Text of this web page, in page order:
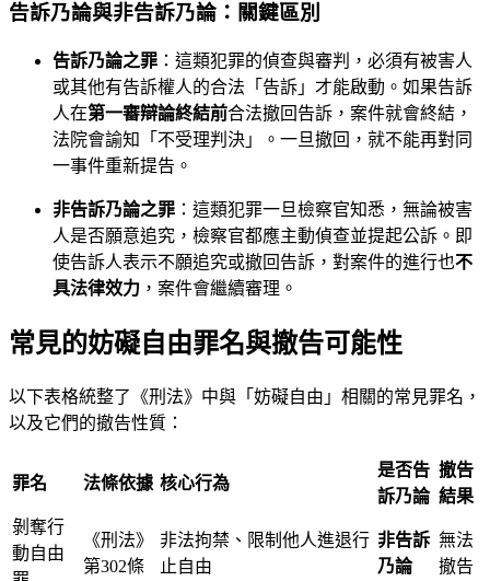
告訴乃論與非告訴乃論：關鍵區別
告訴乃論之罪 ：這類犯罪的偵查與審判，必須有被害人
或其他有告訴權人的合法「告訴」才能啟動。如果告訴
人在第一審辯論終結前合法撤回告訴，案件就會終結，
法院會諭知「不受理判決」。一旦撤回，就不能再對同
一事件重新提告。
非告訴乃論之罪 ：這類犯罪一旦檢察官知悉，無論被害
人是否願意追究，檢察官都應主動偵查並提起公訴。即
使告訴人表示不願追究或撤回告訴，對案件的進行也不
具法律效力 ，案件會繼續審理。
常見的妨礙自由罪名與撤告可能性
以下表格統整了《刑法》中與「妨礙自由」相關的常見罪名，
以及它們的撤告性質：
罪名 法條依據 核心行為
是否告
訴乃論
撤告
結果
剝奪行
動自由
《刑法》
第302條
非法拘禁、限制他人進退行
止自由
非告訴
乃論
無法
撤告